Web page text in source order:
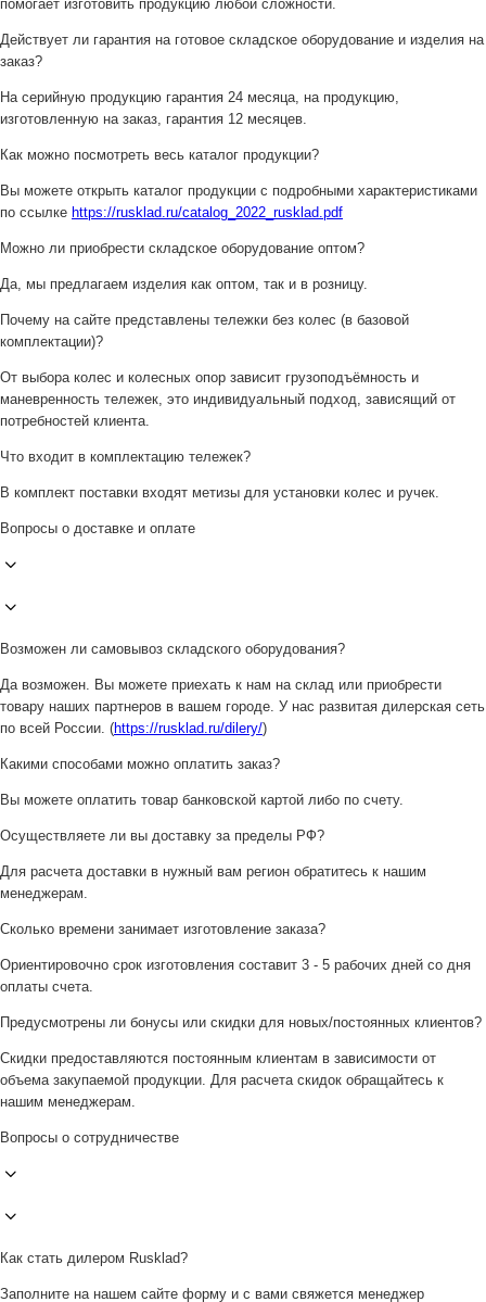
помогает изготовить продукцию любой сложности.
Действует ли гарантия на готовое складское оборудование и изделия на
заказ?
На серийную продукцию гарантия 24 месяца, на продукцию,
изготовленную на заказ, гарантия 12 месяцев.
Как можно посмотреть весь каталог продукции?
Вы можете открыть каталог продукции с подробными характеристиками
по ссылке https://rusklad.ru/catalog_2022_rusklad.pdf
Можно ли приобрести складское оборудование оптом?
Да, мы предлагаем изделия как оптом, так и в розницу.
Почему на сайте представлены тележки без колес (в базовой
комплектации)?
От выбора колес и колесных опор зависит грузоподъёмность и
маневренность тележек, это индивидуальный подход, зависящий от
потребностей клиента.
Что входит в комплектацию тележек?
В комплект поставки входят метизы для установки колес и ручек.
Вопросы о доставке и оплате
Возможен ли самовывоз складского оборудования?
Да возможен. Вы можете приехать к нам на склад или приобрести
товару наших партнеров в вашем городе. У нас развитая дилерская сеть
по всей России. (https://rusklad.ru/dilery/)
Какими способами можно оплатить заказ?
Вы можете оплатить товар банковской картой либо по счету.
Осуществляете ли вы доставку за пределы РФ?
Для расчета доставки в нужный вам регион обратитесь к нашим
менеджерам.
Сколько времени занимает изготовление заказа?
Ориентировочно срок изготовления составит 3 - 5 рабочих дней со дня
оплаты счета.
Предусмотрены ли бонусы или скидки для новых/постоянных клиентов?
Скидки предоставляются постоянным клиентам в зависимости от
объема закупаемой продукции. Для расчета скидок обращайтесь к
нашим менеджерам.
Вопросы о сотрудничестве
Как стать дилером Rusklad?
Заполните на нашем сайте форму и с вами свяжется менеджер